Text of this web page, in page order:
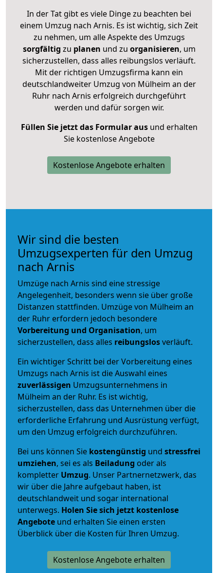
In der Tat gibt es viele Dinge zu beachten bei
einem Umzug nach Arnis. Es ist wichtig, sich Zeit
zu nehmen, um alle Aspekte des Umzugs
sorgfältig zu planen und zu organisieren, um
sicherzustellen, dass alles reibungslos verläuft.
Mit der richtigen Umzugsfirma kann ein
deutschlandweiter Umzug von Mülheim an der
Ruhr nach Arnis erfolgreich durchgeführt
werden und dafür sorgen wir.
Füllen Sie jetzt das Formular ausund erhalten
Sie kostenlose Angebote
Kostenlose Angebote erhalten
Wir sind die besten
Umzugsexperten für den Umzug
nach Arnis
Umzüge nach Arnis sind eine stressige
Angelegenheit, besonders wenn sie über große
Distanzen stattfinden. Umzüge von Mülheim an
der Ruhr erfordern jedoch besondere
Vorbereitung und Organisation, um
sicherzustellen, dass alles reibungslosverläuft.
Ein wichtiger Schritt bei der Vorbereitung eines
Umzugs nach Arnis ist die Auswahl eines
zuverlässigen Umzugsunternehmens in
Mülheim an der Ruhr. Es ist wichtig,
sicherzustellen, dass das Unternehmen über die
erforderliche Erfahrung und Ausrüstung verfügt,
um den Umzug erfolgreich durchzuführen.
Bei uns können Sie kostengünstig und stressfrei
umziehen, sei es als Beiladung oder als
kompletter Umzug. Unser Partnernetzwerk, das
wir über die Jahre aufgebaut haben, ist
deutschlandweit und sogar international
unterwegs. Holen Sie sich jetzt kostenlose
Angebote und erhalten Sie einen ersten
Überblick über die Kosten für Ihren Umzug.
Kostenlose Angebote erhalten